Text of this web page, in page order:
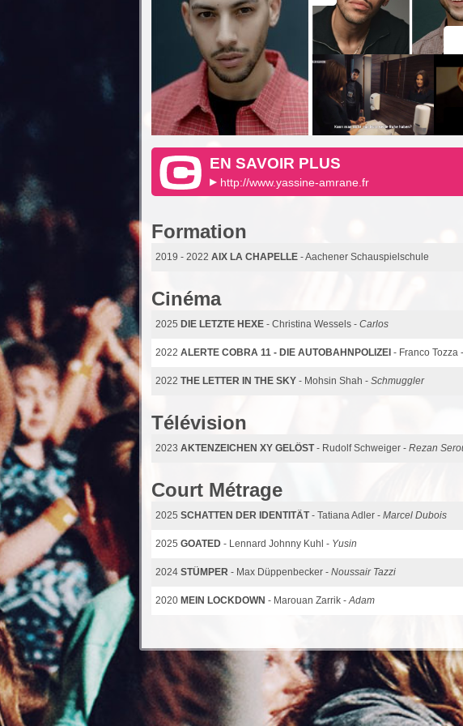
EN SAVOIR PLUS
http://www.yassine-amrane.fr
Formation
2019 - 2022 AIX LA CHAPELLE - Aachener Schauspielschule
Cinéma
2025 DIE LETZTE HEXE - Christina Wessels - Carlos
2022 ALERTE COBRA 11 - DIE AUTOBAHNPOLIZEI - Franco Tozza -
2022 THE LETTER IN THE SKY - Mohsin Shah - Schmuggler
Télévision
2023 AKTENZEICHEN XY GELÖST - Rudolf Schweiger - Rezan
Court Métrage
2025 SCHATTEN DER IDENTITÄT - Tatiana Adler - Marcel Dubois
2025 GOATED - Lennard Johnny Kuhl - Yusin
2024 STÜMPER - Max Düppenbecker - Noussair Tazzi
2020 MEIN LOCKDOWN - Marouan Zarrik - Adam